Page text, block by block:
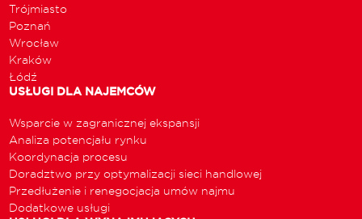
Trójmiasto
Poznań
Wrocław
Kraków
Łódź
USŁUGI DLA NAJEMCÓW
Wsparcie w zagranicznej ekspansji
Analiza potencjału rynku
Koordynacja procesu
Doradztwo przy optymalizacji sieci handlowej
Przedłużenie i renegocjacja umów najmu
Dodatkowe usługi